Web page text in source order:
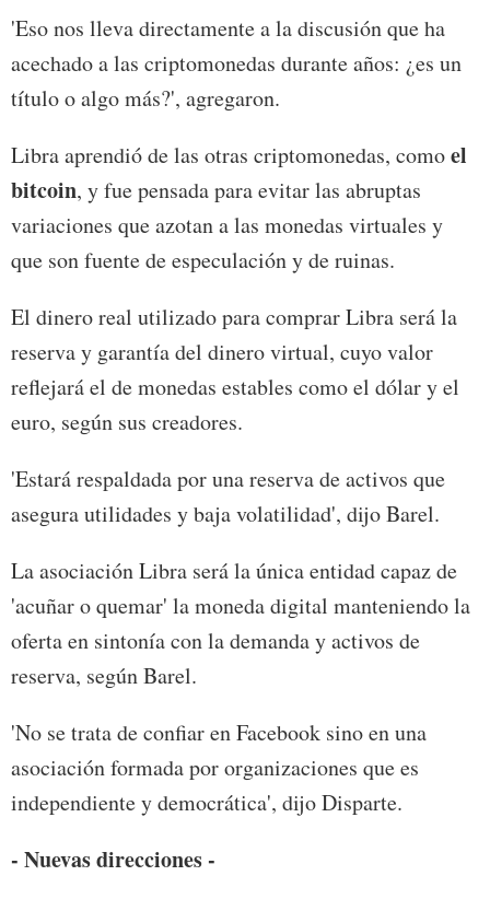
'Eso nos lleva directamente a la discusión que ha
acechado a las criptomonedas durante años: ¿es un
título o algo más?', agregaron.
Libra aprendió de las otras criptomonedas, comoel
bitcoin, y fue pensada para evitar las abruptas
variaciones que azotan a las monedas virtuales y
que son fuente de especulación y de ruinas.
El dinero real utilizado para comprar Libra será la
reserva y garantía del dinero virtual, cuyo valor
reflejará el de monedas estables como el dólar y el
euro, según sus creadores.
'Estará respaldada por una reserva de activos que
asegura utilidades y baja volatilidad', dijo Barel.
La asociación Libra será la única entidad capaz de
'acuñar o quemar' la moneda digital manteniendo la
oferta en sintonía con la demanda y activos de
reserva, según Barel.
'No se trata de confiar en Facebook sino en una
asociación formada por organizaciones que es
independiente y democrática', dijo Disparte.
- Nuevas direcciones -